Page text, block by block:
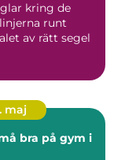
kring de
runt
av rätt segel
maj
bra på gym i